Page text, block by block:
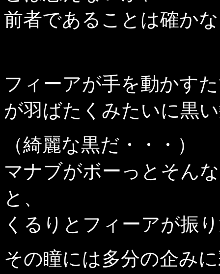
前者であることは確か
フィーアが手を動かす
が羽ばたくみたいに黒
（綺麗な黒だ・・・）
マナブがボーっとそん
と、
くるりとフィーアが振
その瞳には多分の企み